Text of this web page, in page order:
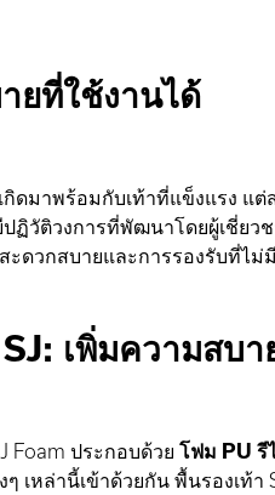
ยที่ใช้งานได้
ดมาพร้อมกับเท้าที่แข็งแรง แ
ปฏิวัติวงการที่พัฒนาโดยผู้เชี่ย
ะดวกสบายและการรองรับที่ไม่
เพิ่มความสบ
Foam ประกอบด้วย โฟม PU รี
เหล่านี้เข้าด้วยกัน พื้นรองเท้